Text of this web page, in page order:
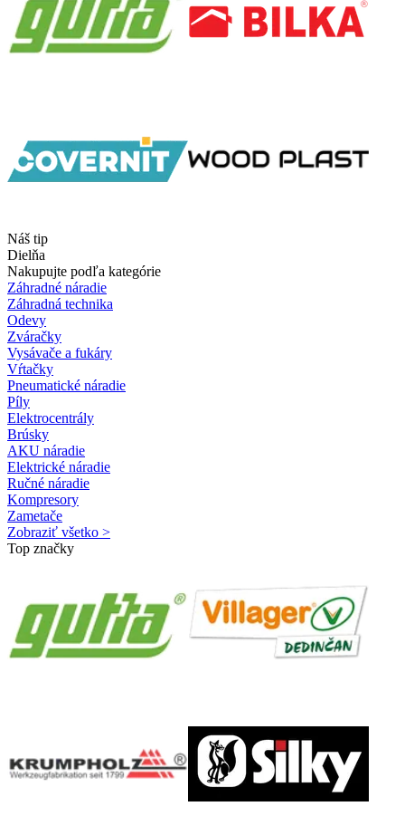
Náš tip
Dielňa
Nakupujte podľa kategórie
Záhradné náradie
Záhradná technika
Odevy
Zváračky
Vysávače a fukáry
Vŕtačky
Pneumatické náradie
Píly
Elektrocentrály
Brúsky
AKU náradie
Elektrické náradie
Ručné náradie
Kompresory
Zametače
Zobraziť všetko >
Top značky